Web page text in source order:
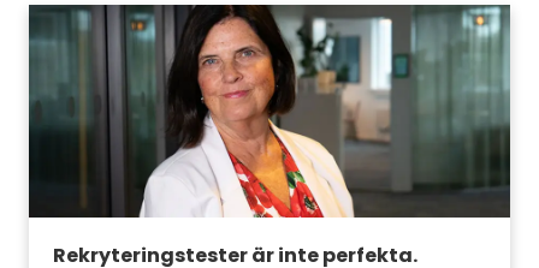
Rekryteringstester är inte perfekta.